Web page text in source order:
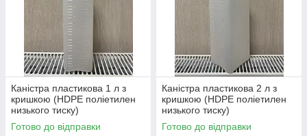
Каністра пластикова 1 л з
кришкою (HDPE поліетилен
низького тиску)
Готово до відправки
Каністра пластикова 2 л з
кришкою (HDPE поліетилен
низького тиску)
Готово до відправки